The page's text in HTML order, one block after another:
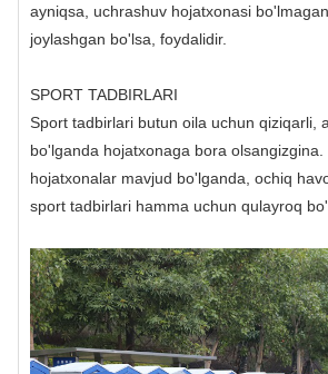
ayniqsa, uchrashuv hojatxonasi
joylashgan bo'lsa, foydalidir.
SPORT TADBIRLARI
Sport tadbirlari butun oila uchun qiziqarli,
bo'lganda hojatxonaga bora olsangizgina.
hojatxonalar mavjud bo'lganda, ochiq
sport tadbirlari hamma uchun qulayroq